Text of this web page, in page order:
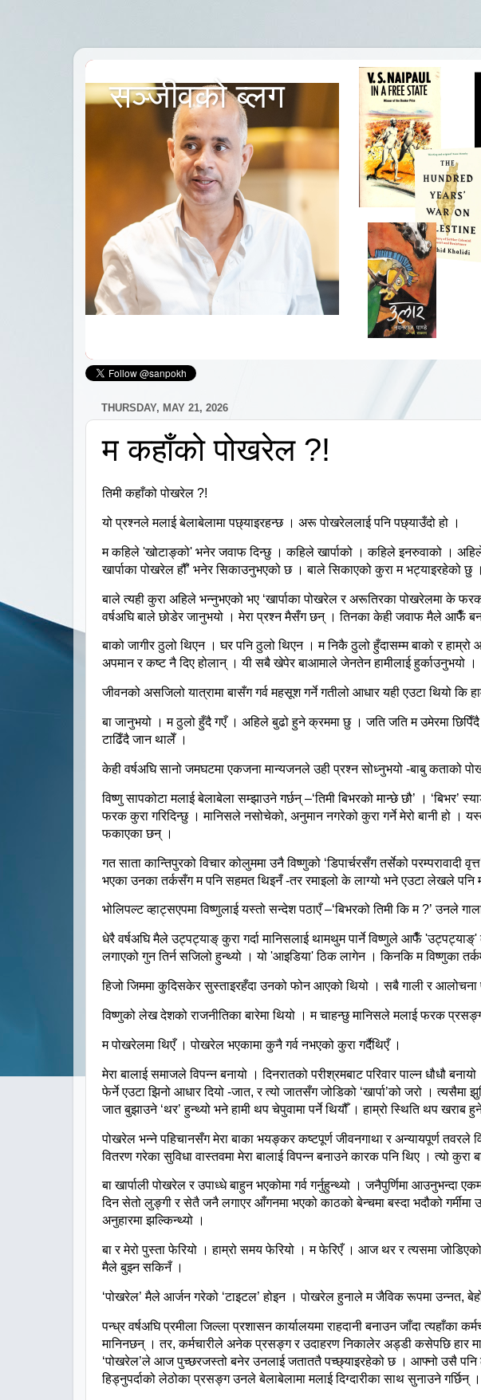
सञ्जीवको ब्लग
THURSDAY, MAY 21, 2026
म कहाँको पोखरेल ?!
तिमी कहाँको पोखरेल ?!
यो प्रश्नले मलाई बेलाबेलामा पछ्याइरहन्छ । अरू पोखरेललाई पनि पछ्याउँदो हो ।
म कहिले 'खोटाङ्को' भनेर जवाफ दिन्छु । कहिले खार्पाको । कहिले इनरुवाको ।
खार्पाका पोखरेल हौँ’ भनेर सिकाउनुभएको छ । बाले सिकाएको कुरा म भट्याइरहेको छु ।
बाले त्यही कुरा अहिले भन्नुभएको भए ‘खार्पाका पोखरेल र अरूतिरका पोखरेलमा के
वर्षअघि बाले छोडेर जानुभयो । मेरा प्रश्न मैसँग छन् । तिनका केही जवाफ मैले आफैँ
बाको जागीर ठुलो थिएन । घर पनि ठुलो थिएन । म निकै ठुलो हुँदासम्म बाको र हाम्रो
अपमान र कष्ट नै दिए होलान् । यी सबै खेपेर बाआमाले जेनतेन हामीलाई हुर्काउनुभयो ।
जीवनको असजिलो यात्रामा बासँग गर्व महसूश गर्ने गतीलो आधार यही एउटा थियो कि
बा जानुभयो । म ठुलो हुँदै गएँ । अहिले बुढो हुने क्रममा छु । जति जति म उमेरमा छिपिँदै
टाढिँदै जान थालेँ ।
केही वर्षअघि सानो जमघटमा एकजना मान्यजनले उही प्रश्न सोध्नुभयो -बाबु कताको
विष्णु सापकोटा मलाई बेलाबेला सम्झाउने गर्छन्–‘तिमी बिभरको मान्छे छौ’ । ‘बिभर’
फरक कुरा गरिदिन्छु । मानिसले नसोचेको, अनुमान नगरेको कुरा गर्ने मेरो बानी हो ।
फकाएका छन् ।
गत साता कान्तिपुरको विचार कोलुममा उनै विष्णुको ‘डिपार्चरसँग तर्सेको परम्परावादी वृत्त
भएका उनका तर्कसँग म पनि सहमत थिइनँ‍-तर रमाइलो के लाग्यो भने एउटा लेखले पनि
भोलिपल्ट व्हाट्सएपमा विष्णुलाई यस्तो सन्देश पठाएँ–‘बिभरको तिमी कि म?’उनले
धेरै वर्षअघि मैले उट्पट्याङ् कुरा गर्दा मानिसलाई थामथुम पार्ने विष्णुले आफैँ 'उट्पट्याङ्'
लगाएको गुन तिर्न सजिलो हुन्थ्यो । यो 'आइडिया'ठिक लागेन । किनकि म विष्णुका
हिजो जिममा कुदिसकेर सुस्ताइरहँदा उनको फोन आएको थियो । सबै गाली र आलोचना
विष्णुको लेख देशको राजनीतिका बारेमा थियो । म चाहन्छु मानिसले मलाई फरक
म पोखरेलमा थिएँ । पोखरेल भएकामा कुनै गर्व नभएको कुरा गर्दैथिएँ ।
मेरा बालाई समाजले विपन्न बनायो । दिनरातको परीश्रमबाट परिवार पाल्न धौधौ बनायो
फेर्ने एउटा झिनो आधार दियो -जात,र त्यो जातसँग जोडिको ‘खार्पा’को जरो । त्यसैमा
जात बुझाउने‘थर’हुन्थ्यो भने हामी थप चेपुवामा पर्ने थियौँ । हाम्रो स्थिति थप खराब
पोखरेल भन्ने पहिचानसँग मेरा बाका भयङ्कर कष्टपूर्ण जीवनगाथा र अन्यायपूर्ण तवरले
वितरण गरेका सुविधा वास्तवमा मेरा बालाई विपन्न बनाउने कारक पनि थिए । त्यो कुरा
बा खार्पाली पोखरेल र उपाध्धे बाहुन भएकोमा गर्व गर्नुहुन्थ्यो । जनैपुर्णिमा आउनुभन्दा
दिन सेतो लुङ्गी र सेतै जनै लगाएर आँगनमा भएको काठको बेन्चमा बस्दा भदौको गर्मीमा
अनुहारमा झल्किन्थ्यो ।
बा र मेरो पुस्ता फेरियो । हाम्रो समय फेरियो । म फेरिएँ । आज थर र त्यसमा जोडिएको
मैले बुझ्न सकिनँ ।
‘पोखरेल’मैले आर्जन गरेको ‘टाइटल’होइन । पोखरेल हुनाले म जैविक रूपमा उन्नत,
पन्ध्र वर्षअघि प्रमीला जिल्ला प्रशासन कार्यालयमा राहदानी बनाउन जाँदा त्यहाँका
मानिनछन् । तर,कर्मचारीले अनेक प्रसङ्ग र उदाहरण निकालेर अड्डी कसेपछि हार
‘पोखरेल’ले आज पुच्छरजस्तो बनेर उनलाई जताततै पच्छ्याइरहेको छ । आफ्नो उसै पनि
हिड्नुपर्दाको लेठोका प्रसङ्ग उनले बेलाबेलामा मलाई दिग्दारीका साथ सुनाउने गर्छिन् ।